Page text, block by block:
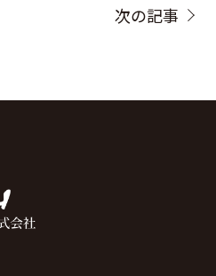
次の記事